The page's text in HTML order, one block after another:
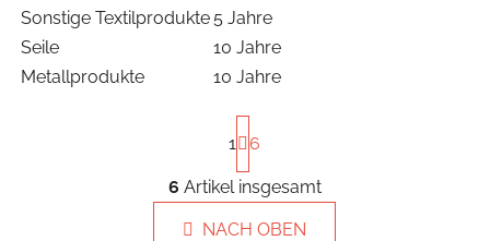
Sonstige Textilprodukte 5 Jahre
Seile
10 Jahre
Metallprodukte
10 Jahre
S
t
P
a
g
i
n
i
1 6
6 Artikel insgesamt
NACH OBEN